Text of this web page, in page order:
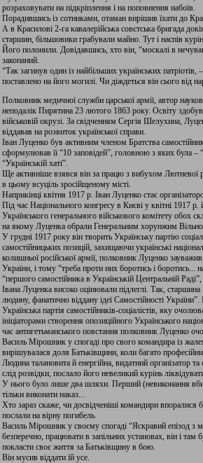
розраховувати на підкріплення і на поповнення набоїв.
Порадившись із сотниками, отаман вирішив їхати до
А в Красилові 2-га кавалерійська совєтська бригада
старшин, більшовики грабували майно. Тут і наспів
Його полонили. Довідавшись, хто він, “москалі в
закопаний.
“Так загинув один із найбільших українських
поставлено на його могилі. Чи діждеться він сього від
Полковник медичної служби царської армії, автор
неподалік Пирятина 23 лютого 1863 року. Освіту
військовій окрузі. За свідченням Сергія Шелухина,
віддавав на розвиток української справи.
Іван Луценко був активним членом Братства
сформулював її “10 заповідей”, головною з яких була –
“Українській хаті”.
Ще активніше взявся він за працю з вибухом Лютневої
в цьому всуціль зросійщеному місті.
Наприкінці квітня 1917 р. Іван Луценко стає
Під час Національного конгресу в Києві у квітні 1917
Українського генерального військового комітету обох
на якому Луценка обрали Генеральним хорунжим
У грудні 1917 року він творить Українську партію
самостійницьких позицій, захищаючи українські
колишньої російської армії, полковник Луценко
України, і тому “треба проти них боротись і
“першого самостійника в Українській Центральній
Івана Луценка високо оцінювали підлеглі. Так,
людину, фанатично віддану ідеї Самостійності
Українська партія самостійників-соціалістів, яку
ініціаторами створення опозиційного Українського
час антигетьманського повстання полковник Луценко
Василь Мірошник у спогаді про свого командира із
вирішувалася доля Батьківщини, коли багато
Людина талановита й енергійна, видатний організатор
слід розвідки, послало його невеликий курінь
У нього було лише два шляхи. Перший (невиконання
тільки виконати наказ...
Хто зараз скаже, чи досвідченіші командири впоралися
послали на вірну погибель.
Василь Мірошник у своєму спогаді “Яскравий епізод з
безперечно, працювати в запільних установах, він і
покласти своє життя за Батьківщину в бою.
Він мусив віддати їй усе.